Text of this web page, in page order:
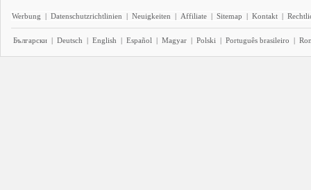
Werbung | Datenschutzrichtlinien | Neuigkeiten | Affiliate | Sitemap | Kontakt |
Български | Deutsch | English | Español | Magyar | Polski | Português brasileiro |